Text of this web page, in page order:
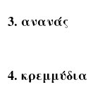
3. ανανάς
4. κρεμμύδια